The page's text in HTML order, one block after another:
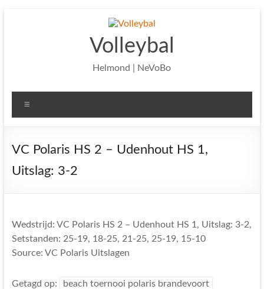
Volleybal
Helmond | NeVoBo
VC Polaris HS 2 – Udenhout HS 1,
Uitslag: 3-2
Wedstrijd: VC Polaris HS 2 – Udenhout HS 1, Uitslag: 3-2,
Setstanden: 25-19, 18-25, 21-25, 25-19, 15-10
Source: VC Polaris Uitslagen
Getagd op: beach toernooi polaris brandevoort